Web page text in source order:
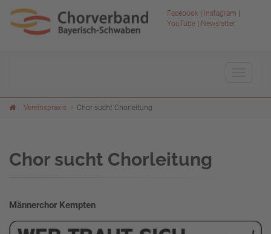
Facebook Instagram
YouTube
Newsletter
Vereinspraxis Chor sucht Chorleitung
Chor sucht Chorleitung
Männerchor Kempten